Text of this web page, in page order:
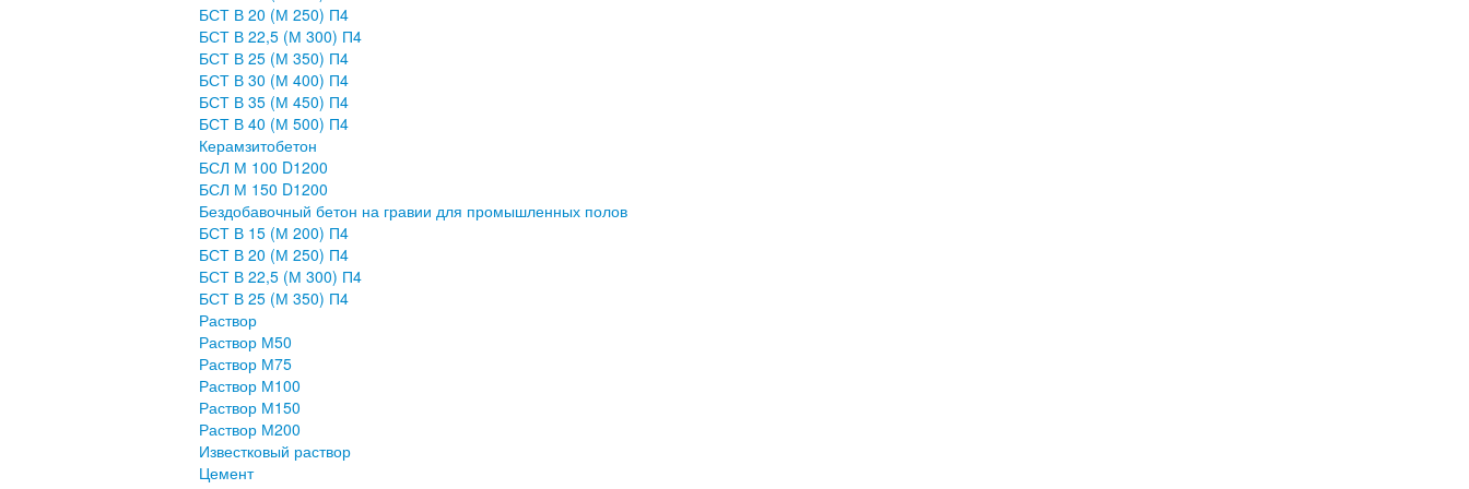
БСТ В 20 (М 250) П4
БСТ В 22,5 (М 300) П4
БСТ В 25 (М 350) П4
БСТ В 30 (М 400) П4
БСТ В 35 (М 450) П4
БСТ В 40 (М 500) П4
Керамзитобетон
БСЛ М 100 D1200
БСЛ М 150 D1200
Бездобавочный бетон на гравии для промышленных полов
БСТ В 15 (М 200) П4
БСТ В 20 (М 250) П4
БСТ В 22,5 (М 300) П4
БСТ В 25 (М 350) П4
Раствор
Раствор М50
Раствор М75
Раствор М100
Раствор М150
Раствор М200
Известковый раствор
Цемент